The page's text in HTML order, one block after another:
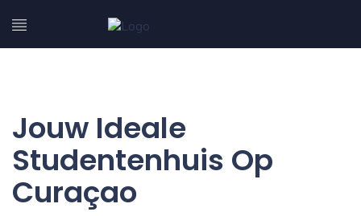
Jouw Ideale
Studentenhuis Op
Curaçao